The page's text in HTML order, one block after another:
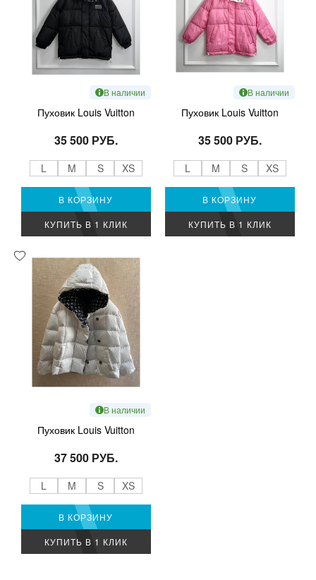
В наличии
Пуховик Louis Vuitton
35 500 РУБ.
L M S XS
В КОРЗИНУ
КУПИТЬ В 1 КЛИК
В наличии
Пуховик Louis Vuitton
35 500 РУБ.
L M S XS
В КОРЗИНУ
КУПИТЬ В 1 КЛИК
В наличии
Пуховик Louis Vuitton
37 500 РУБ.
L M S XS
В КОРЗИНУ
КУПИТЬ В 1 КЛИК